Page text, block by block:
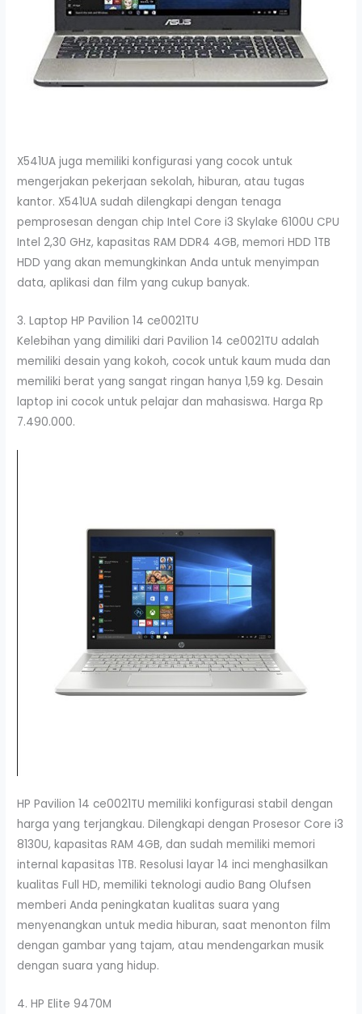
X541UA juga memiliki konfigurasi yang cocok untuk
mengerjakan pekerjaan sekolah, hiburan, atau tugas
kantor. X541UA sudah dilengkapi dengan tenaga
pemprosesan dengan chip Intel Core i3 Skylake 6100U CPU
Intel 2,30 GHz, kapasitas RAM DDR4 4GB, memori HDD 1TB
HDD yang akan memungkinkan Anda untuk menyimpan
data, aplikasi dan film yang cukup banyak.
3. Laptop HP Pavilion 14 ce0021TU
Kelebihan yang dimiliki dari Pavilion 14 ce0021TU adalah
memiliki desain yang kokoh, cocok untuk kaum muda dan
memiliki berat yang sangat ringan hanya 1,59 kg. Desain
laptop ini cocok untuk pelajar dan mahasiswa. Harga Rp
7.490.000.
HP Pavilion 14 ce0021TU memiliki konfigurasi stabil dengan
harga yang terjangkau. Dilengkapi dengan Prosesor Core i3
8130U, kapasitas RAM 4GB, dan sudah memiliki memori
internal kapasitas 1TB. Resolusi layar 14 inci menghasilkan
kualitas Full HD, memiliki teknologi audio Bang Olufsen
memberi Anda peningkatan kualitas suara yang
menyenangkan untuk media hiburan, saat menonton film
dengan gambar yang tajam, atau mendengarkan musik
dengan suara yang hidup.
4. HP Elite 9470M